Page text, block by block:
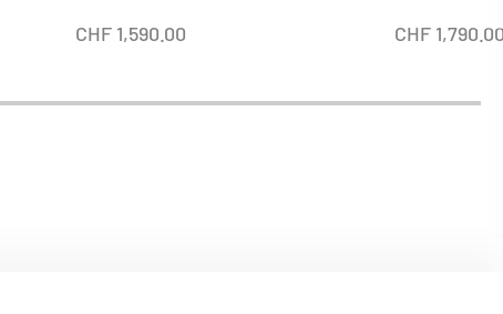
CHF 1,590.00 CHF